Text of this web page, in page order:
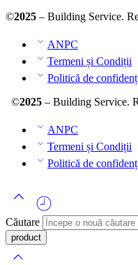
©2025 – Building Service.
ANPC
Termeni și Condiții
Politică de
©2025– Building Service.
ANPC
Termeni și Condiții
Politică de
Căutare